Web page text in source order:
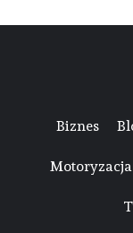
Biznes
Motoryzacja